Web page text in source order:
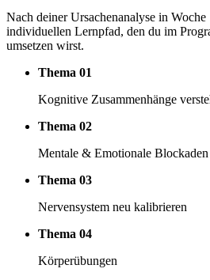
Nach deiner Ursachenanalyse in Woche
individuellen Lernpfad, den du im
umsetzen wirst.
Thema 01
Kognitive Zusammenhänge
Thema 02
Mentale & Emotionale Blockaden
Thema 03
Nervensystem neu kalibrieren
Thema 04
Körperübungen